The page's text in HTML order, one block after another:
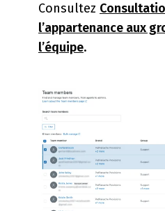
Consultez
l’appartenance aux
l’équipe.